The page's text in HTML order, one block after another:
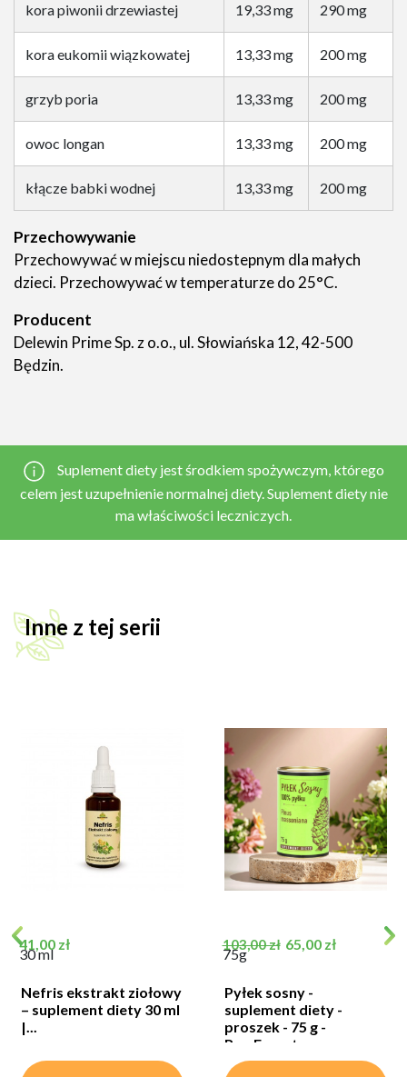
kora piwonii drzewiastej 19,33 mg 290 mg
kora eukomii wiązkowatej 13,33 mg 200 mg
grzyb poria 13,33 mg 200 mg
owoc longan 13,33 mg 200 mg
kłącze babki wodnej 13,33 mg 200 mg
Przechowywanie
Przechowywać w miejscu niedostepnym dla małych
dzieci. Przechowywać w temperaturze do 25°C.
Producent
Delewin Prime Sp. z o.o., ul. Słowiańska 12, 42-500
Będzin.
Suplement diety jest środkiem spożywczym, którego
celem jest uzupełnienie normalnej diety. Suplement diety nie
ma właściwości leczniczych.
Inne z tej serii
Cena
41,00 zł
30 ml
Nefris ekstrakt ziołowy
– suplement diety 30 ml
|...
Cena podstawowa
103,00 zł Cena
65,00 zł
75g
Pyłek sosny -
suplement diety -
proszek - 75 g -
RawForest